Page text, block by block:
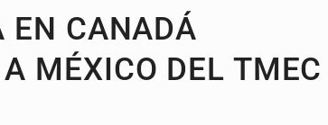
EN CANADÁ
MÉXICO DEL TMEC